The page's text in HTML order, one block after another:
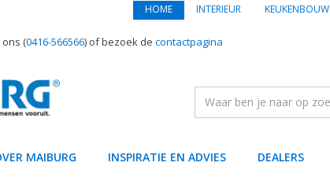
HOME INTERIEUR KEUKENBOUW
(0416-566566) of bezoek de contactpagina
MAIBURG INSPIRATIE EN ADVIES DEALERS